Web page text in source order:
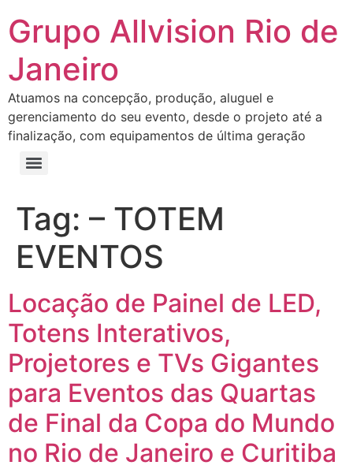
Grupo Allvision Rio de
Janeiro
Atuamos na concepção, produção, aluguel e
gerenciamento do seu evento, desde o projeto até a
finalização, com equipamentos de última geração
Tag: – TOTEM
EVENTOS
Locação de Painel de LED,
Totens Interativos,
Projetores e TVs Gigantes
para Eventos das Quartas
de Final da Copa do Mundo
no Rio de Janeiro e Curitiba